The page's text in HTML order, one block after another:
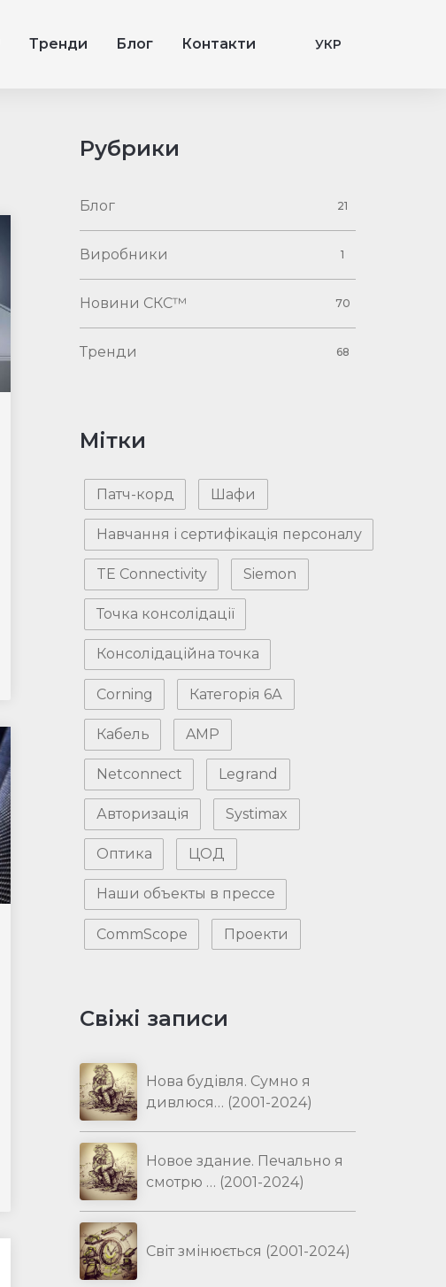
Тренди Блог Контакти УКР
Рубрики
Блог 21
Виробники 1
Новини СКС™ 70
Тренди 68
Мітки
Патч-корд Шафи
Навчання і сертифікація персоналу
TE Connectivity Siemon
Точка консолідації
Консолідаційна точка
Corning Категорія 6А
Кабель AMP
Netconnect Legrand
Авторизація Systimax
Оптика ЦОД
Наши объекты в прессе
CommScope Проекти
Свіжі записи
Нова будівля. Сумно я
дивлюся… (2001-2024)
Новое здание. Печально я
смотрю … (2001-2024)
Світ змінюється (2001-2024)